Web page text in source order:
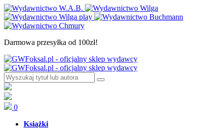
Darmowa przesyłka od 100zł!
0
Książki